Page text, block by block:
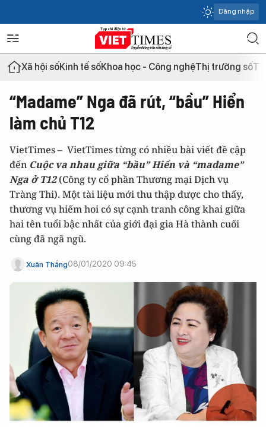
Đăng nhập
Xã hội sốKinh tế sốKhoa học - Công nghệThị trường số
“Madame” Nga đã rút, “bầu” Hiển
làm chủ T12
VietTimes – VietTimes từng có nhiều bài viết đề cập
đến Cuộc va nhau giữa “bầu” Hiển và “madame”
Nga ở T12(Công ty cổ phần Thương mại Dịch vụ
Tràng Thi). Một tài liệu mới thu thập được cho thấy,
thương vụ hiếm hoi có sự cạnh tranh công khai giữa
hai tên tuổi bậc nhất của giới đại gia Hà thành cuối
cùng đã ngã ngũ.
Xuân Thắng08/01/2020 09:45